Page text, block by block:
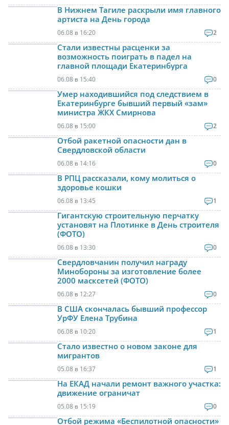
В Нижнем Тагиле раскрыли имя главного
артиста на День города
06.08 в 16:20 2
Стали известны расценки за
возможность поиграть в падел на
главной площади Екатеринбурга
06.08 в 15:40 0
Умер находившийся под следствием в
Екатеринбурге бывший первый «зам»
министра ЖКХ Смирнова
06.08 в 15:00 2
Отбой ракетной опасности дан в
Свердловской области
06.08 в 14:16 0
В РПЦ рассказали, кому молиться о
здоровье кошки
06.08 в 13:45 1
Гигантскую строительную перчатку
установят на Плотинке в День строителя
(ФОТО)
06.08 в 13:30 0
Свердловчанин получил награду
Минобороны за изготовление более
2000 масксетей (ФОТО)
06.08 в 12:27 0
В США скончалась бывший профессор
УрФУ Елена Трубина
06.08 в 10:20 1
Стало известно о новом законе для
мигрантов
05.08 в 16:37 1
На ЕКАД начали ремонт важного участка:
движение ограничат
05.08 в 15:19 0
Отбой режима «Беспилотной опасности»